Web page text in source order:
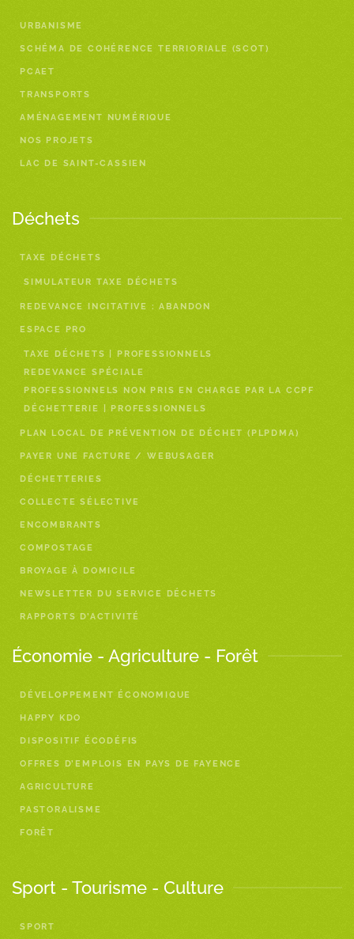
URBANISME
SCHÉMA DE COHÉRENCE TERRIORIALE (SCOT)
PCAET
TRANSPORTS
AMÉNAGEMENT NUMÉRIQUE
NOS PROJETS
LAC DE SAINT-CASSIEN
Déchets
TAXE DÉCHETS
SIMULATEUR TAXE DÉCHETS
REDEVANCE INCITATIVE : ABANDON
ESPACE PRO
TAXE DÉCHETS | PROFESSIONNELS
REDEVANCE SPÉCIALE
PROFESSIONNELS NON PRIS EN CHARGE PAR LA CCPF
DÉCHETTERIE | PROFESSIONNELS
PLAN LOCAL DE PRÉVENTION DE DÉCHET (PLPDMA)
PAYER UNE FACTURE / WEBUSAGER
DÉCHETTERIES
COLLECTE SÉLECTIVE
ENCOMBRANTS
COMPOSTAGE
BROYAGE À DOMICILE
NEWSLETTER DU SERVICE DÉCHETS
RAPPORTS D’ACTIVITÉ
Économie - Agriculture - Forêt
DÉVELOPPEMENT ÉCONOMIQUE
HAPPY KDO
DISPOSITIF ÉCODÉFIS
OFFRES D’EMPLOIS EN PAYS DE FAYENCE
AGRICULTURE
PASTORALISME
FORÊT
Sport - Tourisme - Culture
SPORT